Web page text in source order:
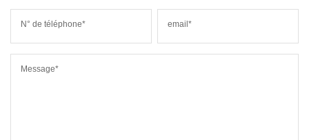
N° de téléphone* email*
Message*